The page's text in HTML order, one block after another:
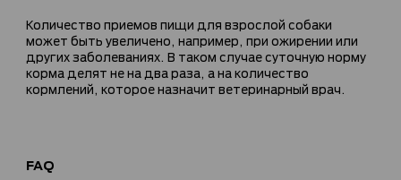
Количество приемов пищи для взрослой собаки
может быть увеличено, например, при ожирении или
других заболеваниях. В таком случае суточную норму
корма делят не на два раза, а на количество
кормлений, которое назначит ветеринарный врач.
FAQ